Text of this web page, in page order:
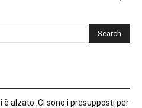
è alzato. Ci sono i presupposti per